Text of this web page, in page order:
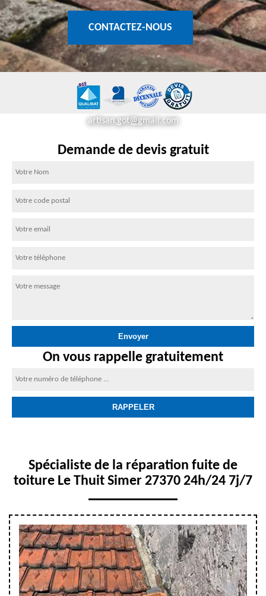
CONTACTEZ-NOUS
artisan.got@gmail.com
Demande de devis gratuit
On vous rappelle gratuitement
Spécialiste de la réparation fuite de
toiture Le Thuit Simer 27370 24h/24 7j/7